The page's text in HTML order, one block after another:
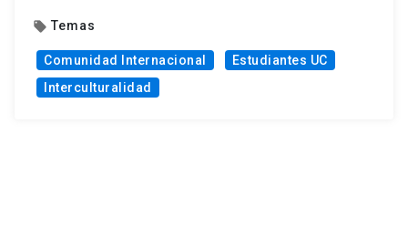
local_offer Temas
Comunidad Internacional
Estudiantes UC
Interculturalidad